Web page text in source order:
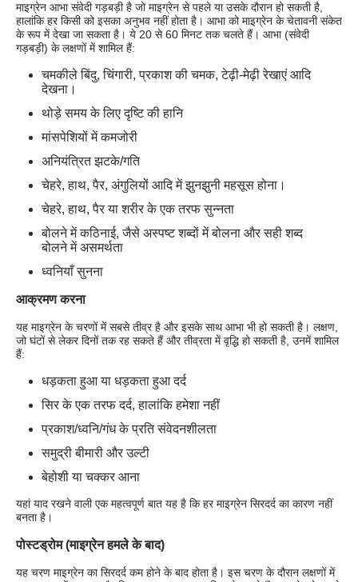
माइग्रेन आभा संवेदी गड़बड़ी है जो माइग्रेन से पहले या उसके दौरान हो सकती है,
हालांकि हर किसी को इसका अनुभव नहीं होता है। आभा को माइग्रेन के चेतावनी संकेत
के रूप में देखा जा सकता है। ये 20 से 60 मिनट तक चलते हैं। आभा (संवेदी
गड़बड़ी) के लक्षणों में शामिल हैं:
चमकीले बिंदु, चिंगारी, प्रकाश की चमक, टेढ़ी-मेढ़ी रेखाएं आदि
देखना।
थोड़े समय के लिए दृष्टि की हानि
मांसपेशियों में कमजोरी
अनियंत्रित झटके/गति
चेहरे, हाथ, पैर, अंगुलियों आदि में झुनझुनी महसूस होना।
चेहरे, हाथ, पैर या शरीर के एक तरफ सुन्नता
बोलने में कठिनाई, जैसे अस्पष्ट शब्दों में बोलना और सही शब्द
बोलने में असमर्थता
ध्वनियाँ सुनना
आक्रमण करना
यह माइग्रेन के चरणों में सबसे तीव्र है और इसके साथ आभा भी हो सकती है। लक्षण,
जो घंटों से लेकर दिनों तक रह सकते हैं और तीव्रता में वृद्धि हो सकती है, उनमें शामिल
हैं:
धड़कता हुआ या धड़कता हुआ दर्द
सिर के एक तरफ दर्द, हालांकि हमेशा नहीं
प्रकाश/ध्वनि/गंध के प्रति संवेदनशीलता
समुद्री बीमारी और उल्टी
बेहोशी या चक्कर आना
यहां याद रखने वाली एक महत्वपूर्ण बात यह है कि हर माइग्रेन सिरदर्द का कारण नहीं
बनता है।
पोस्टड्रोम (माइग्रेन हमले के बाद)
यह चरण माइग्रेन का सिरदर्द कम होने के बाद होता है। इस चरण के दौरान लक्षणों में